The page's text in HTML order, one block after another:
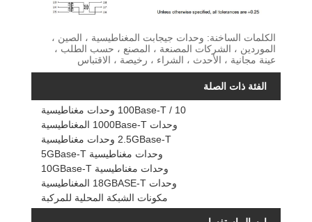
الكلمات الساخنة: وحدات جيجابت المغناطيسية ، الصين ،
الموردين ، الشركات المصنعة ، المصنع ، حسب الطلب ،
عينة مجانية ، الأحدث ، الشراء ، رخيصة ، الاقتباس
الفئة ذات الصلة
10 / 100Base-T وحدات مغناطيسية
وحدات 1000Base-T المغناطيسية
2.5GBase-T وحدات مغناطيسية
وحدات مغناطيسية 5GBase-T
وحدات مغناطيسية 10GBase-T
وحدات 18GBASE-T المغناطيسية
مكونات الشبكة المحلية للمركبة